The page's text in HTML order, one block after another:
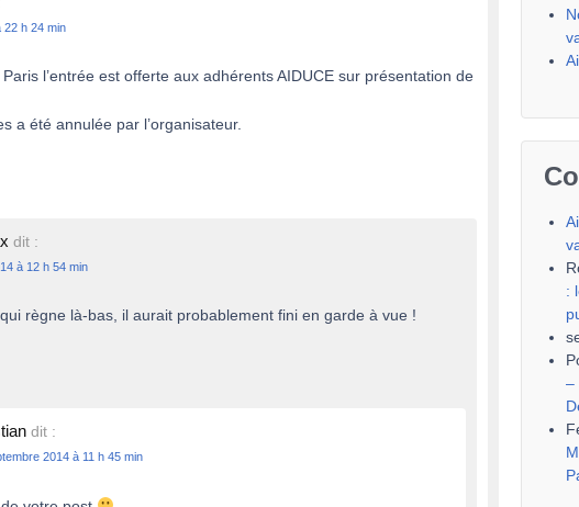
22 h 24 min
l’entrée est offerte aux adhérents AIDUCE sur présentation de
a été annulée par l’organisateur.
dit :
à 12 h 54 min
règne là-bas, il aurait probablement fini en garde à vue !
dit :
2014 à 11 h 45 min
:
–